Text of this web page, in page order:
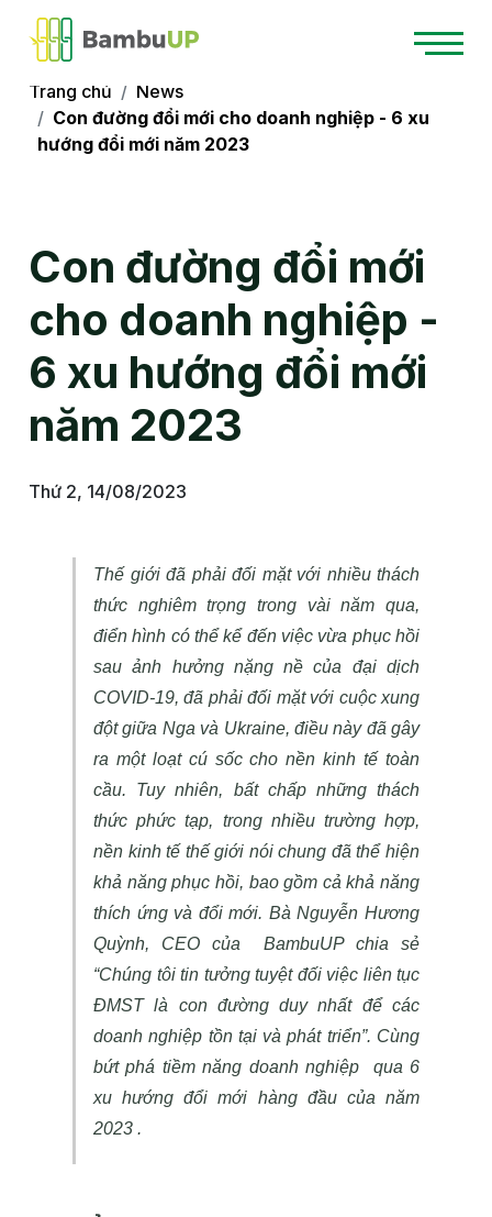
Trang chủ
News
Con đường đổi mới cho doanh nghiệp - 6 xu
hướng đổi mới năm 2023
Con đường đổi mới
cho doanh nghiệp -
6 xu hướng đổi mới
năm 2023
Thứ 2, 14/08/2023
Thế giới đã phải đối mặt với nhiều thách
thức nghiêm trọng trong vài năm qua,
điển hình có thể kể đến việc vừa phục hồi
sau ảnh hưởng nặng nề của đại dịch
COVID-19, đã phải đối mặt với cuộc xung
đột giữa Nga và Ukraine, điều này đã gây
ra một loạt cú sốc cho nền kinh tế toàn
cầu. Tuy nhiên, bất chấp những thách
thức phức tạp, trong nhiều trường hợp,
nền kinh tế thế giới nói chung đã thể hiện
khả năng phục hồi, bao gồm cả khả năng
thích ứng và đổi mới. Bà Nguyễn Hương
Quỳnh, CEO của BambuUP chia sẻ
“Chúng tôi tin tưởng tuyệt đối việc liên tục
ĐMST là con đường duy nhất để các
doanh nghiệp tồn tại và phát triển”. Cùng
bứt phá tiềm năng doanh nghiệp qua 6
xu hướng đổi mới hàng đầu của năm
2023 .